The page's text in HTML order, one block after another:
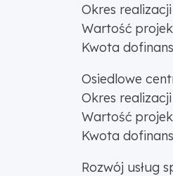
Okres
Wartość
Kwota
Osiedlowe
Okres
Wartość
Kwota
Rozwój usług